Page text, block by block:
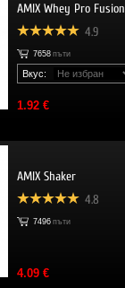
AMIX Whey Pro Fusion
4.9
7658 пъти
Вкус:
1.92 €
AMIX Shaker
4.8
7496 пъти
4.09 €